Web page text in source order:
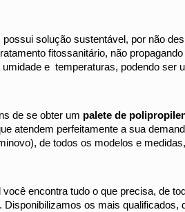
solução sustentável, por não
fitossanitário, não
umidade e temperaturas, podendo ser
de se obter um palete de
atendem perfeitamente a sua
de todos os modelos e
você encontra tudo o que precisa, de
Disponibilizamos os mais